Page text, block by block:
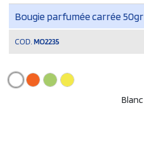
Bougie parfumée carrée 50gr
COD. MO2235
Blanc